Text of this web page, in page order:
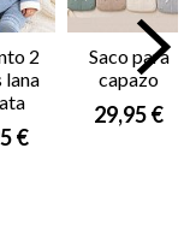
2
lana
€
Saco para
capazo
29,95 €